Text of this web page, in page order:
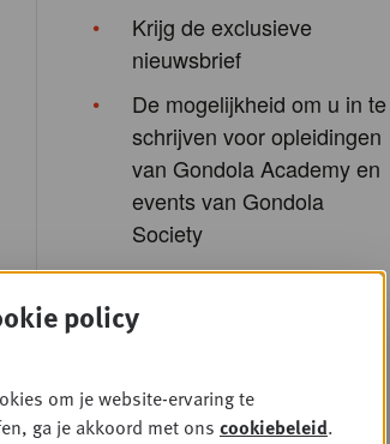
Krijg de exclusieve
nieuwsbrief
De mogelijkheid om u in te
schrijven voor opleidingen
van Gondola Academy en
events van Gondola
Society
policy
om je website-ervaring te
ga je akkoord met ons cookiebeleid.